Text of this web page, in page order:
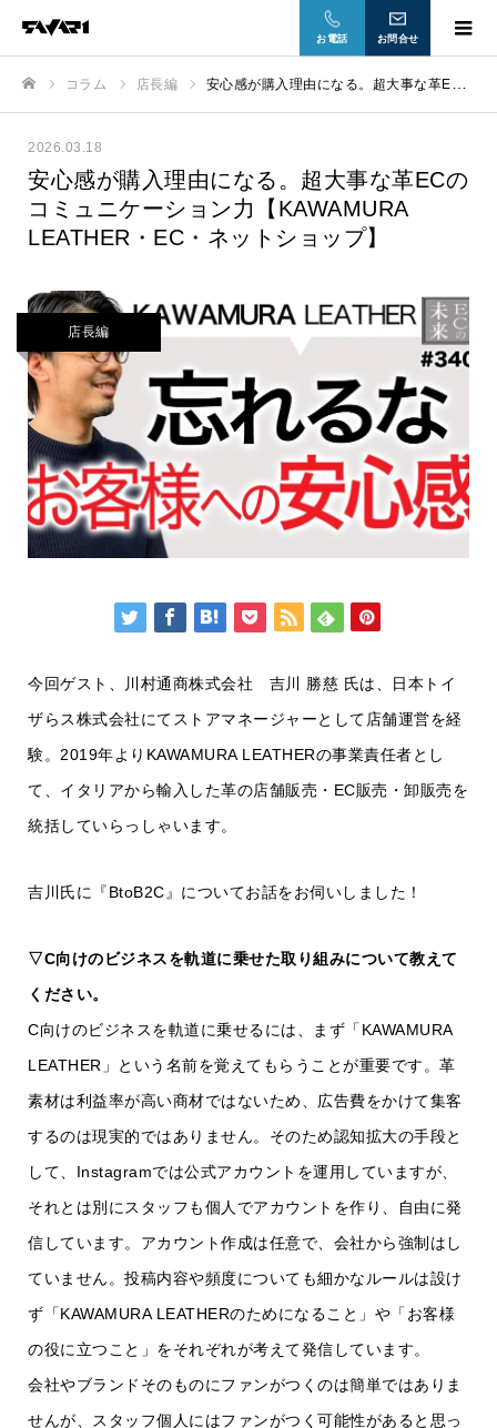
お電話 お問合せ
コラム 店長編 安心感が購入理由になる。超大事な革ECのコミュニケーション力【KAWAMURA LEATHER・EC・ネットショップ】
2026.03.18
安心感が購入理由になる。超大事な革ECの
コミュニケーション力【KAWAMURA
LEATHER・EC・ネットショップ】
店長編
今回ゲスト、川村通商株式会社 吉川 勝慈 氏は、日本トイ
ザらス株式会社にてストアマネージャーとして店舗運営を経
験。2019年よりKAWAMURA LEATHERの事業責任者とし
て、イタリアから輸入した革の店舗販売・EC販売・卸販売を
統括していらっしゃいます。
吉川氏に『BtoB2C』についてお話をお伺いしました！
▽C向けのビジネスを軌道に乗せた取り組みについて教えて
ください。
C向けのビジネスを軌道に乗せるには、まず「KAWAMURA
LEATHER」という名前を覚えてもらうことが重要です。革
素材は利益率が高い商材ではないため、広告費をかけて集客
するのは現実的ではありません。そのため認知拡大の手段と
して、Instagramでは公式アカウントを運用していますが、
それとは別にスタッフも個人でアカウントを作り、自由に発
信しています。アカウント作成は任意で、会社から強制はし
ていません。投稿内容や頻度についても細かなルールは設け
ず「KAWAMURA LEATHERのためになること」や「お客様
の役に立つこと」をそれぞれが考えて発信しています。
会社やブランドそのものにファンがつくのは簡単ではありま
せんが、スタッフ個人にはファンがつく可能性があると思っ